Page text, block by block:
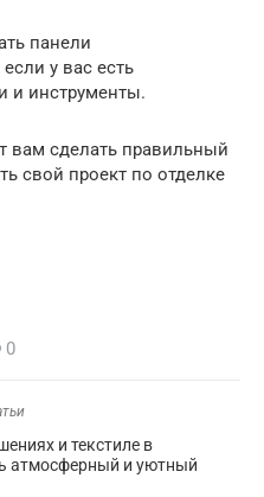
панели
у вас есть
и инструменты.
вам сделать правильный
свой проект по отделке
0
и текстиле в
атмосферный и уютный